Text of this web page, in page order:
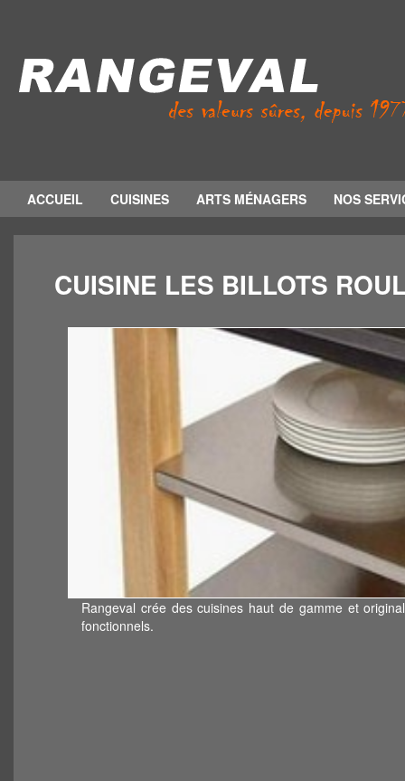
ACCUEIL CUISINES ARTS MÉNAGERS NOS
CUISINE LES BILLOTS
Rangeval crée des cuisines haut de gamme et
fonctionnels.